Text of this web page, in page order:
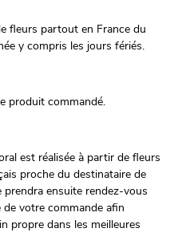
fleurs partout en France du
y compris les jours fériés.
produit commandé.
est réalisée à partir de fleurs
proche du destinataire de
ensuite rendez-vous
votre commande afin
propre dans les meilleures